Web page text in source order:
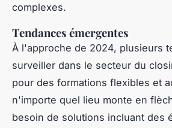
complexes.
Tendances émergentes
À l'approche de 2024, plusieurs
surveiller dans le secteur du
pour des formations flexibles et
n'importe quel lieu monte en
besoin de solutions incluant des